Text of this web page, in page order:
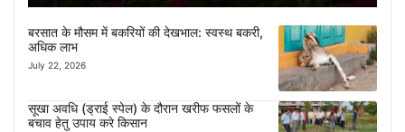
बरसात के मौसम में बकरियों की देखभाल: स्वस्थ बकरी,
अधिक लाभ
July 22, 2026
सूखा अवधि (ड्राई स्पेल) के दौरान खरीफ फसलों के
बचाव हेतु उपाय करे किसान